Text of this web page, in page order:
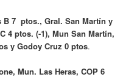
B 7 ptos., Gral. San Martín y
4 ptos. (-1), Mun San Martín,
y Godoy Cruz 0 ptos.
Mun. Las Heras, COP 6